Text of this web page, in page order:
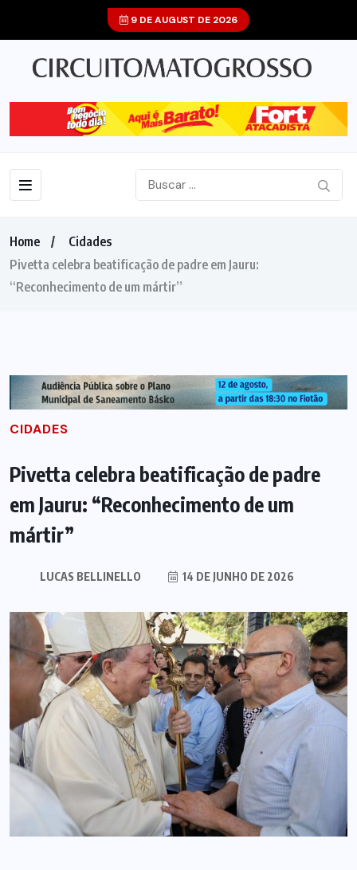
9 DE AUGUST DE 2026
Home
Cidades
Pivetta celebra beatificação de padre em Jauru:
“Reconhecimento de um mártir”
CIDADES
Pivetta celebra beatificação de padre
em Jauru: “Reconhecimento de um
mártir”
LUCAS BELLINELLO 14 DE JUNHO DE 2026